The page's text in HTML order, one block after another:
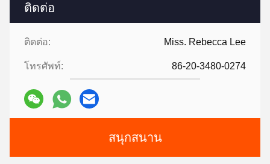
ติดต่อ
ติดต่อ: Miss. Rebecca Lee
โทรศัพท์: 86-20-3480-0274
สนุกสนาน